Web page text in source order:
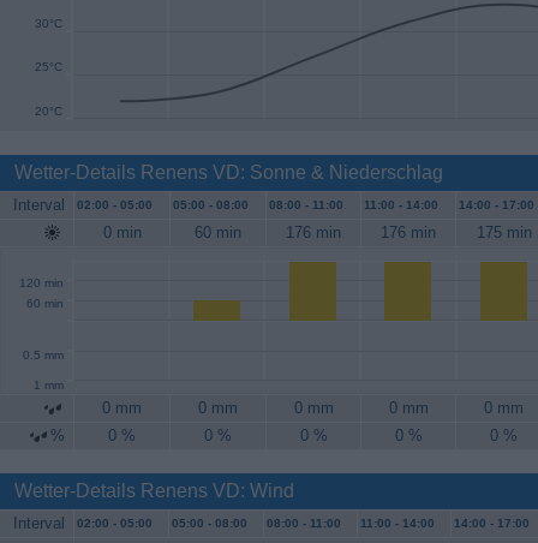
20°C
25°C
30°C
Wetter-Details Renens VD: Sonne & Niederschlag
Interval 02:00 - 05:00 05:00 - 08:00 08:00 - 11:00 11:00 - 14:00 14:00 - 17:00
0 min 60 min 176 min 176 min 175 min
60 min
120 min
0.5 mm
1 mm
0 mm 0 mm 0 mm 0 mm
0 mm
%
0 % 0 % 0 % 0 % 0 %
Wetter-Details Renens VD: Wind
Interval 02:00 - 05:00 05:00 - 08:00 08:00 - 11:00 11:00 - 14:00 14:00 - 17:00